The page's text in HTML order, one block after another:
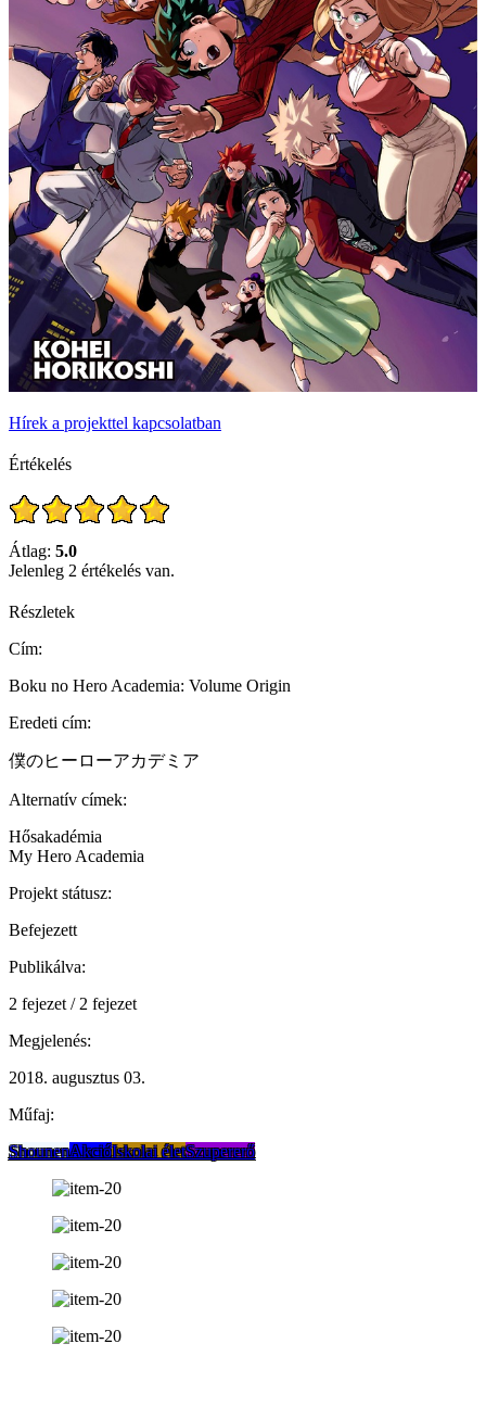
Hírek a projekttel kapcsolatban
Értékelés
Átlag: 5.0
Jelenleg 2 értékelés van.
Részletek
Cím:
Boku no Hero Academia: Volume Origin
Eredeti cím:
僕のヒーローアカデミア
Alternatív címek:
Hősakadémia
My Hero Academia
Projekt státusz:
Befejezett
Publikálva:
2 fejezet / 2 fejezet
Megjelenés:
2018. augusztus 03.
Műfaj:
ShounenAkcióIskolai életSzupererő